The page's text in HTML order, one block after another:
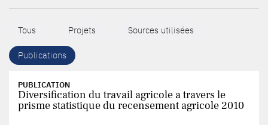
Tous Projets Sources utilisées
Publications
PUBLICATION
Diversification du travail agricole a travers le
prisme statistique du recensement agricole 2010